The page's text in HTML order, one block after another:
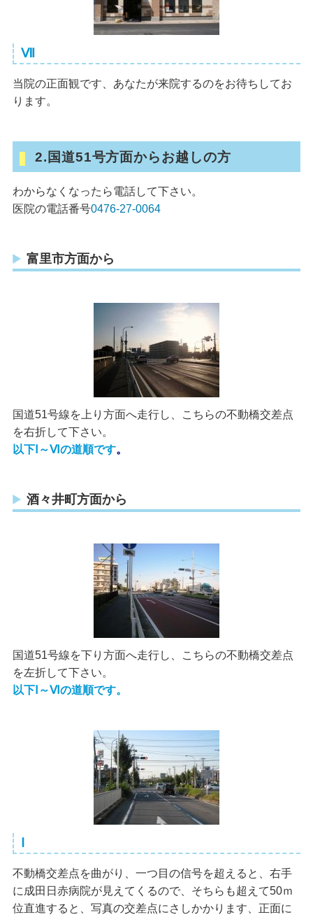
Ⅶ
当院の正面観です、あなたが来院するのをお待ちしてお
ります。
2.国道51号方面からお越しの方
わからなくなったら電話して下さい。
医院の電話番号0476-27-0064
富里市方面から
国道51号線を上り方面へ走行し、こちらの不動橋交差点
を右折して下さい。
以下Ⅰ～Ⅵの道順です。
酒々井町方面から
国道51号線を下り方面へ走行し、こちらの不動橋交差点
を左折して下さい。
以下Ⅰ～Ⅵの道順です。
Ⅰ
不動橋交差点を曲がり、一つ目の信号を超えると、右手
に成田日赤病院が見えてくるので、そちらも超えて50ｍ
位直進すると、写真の交差点にさしかかります、正面に